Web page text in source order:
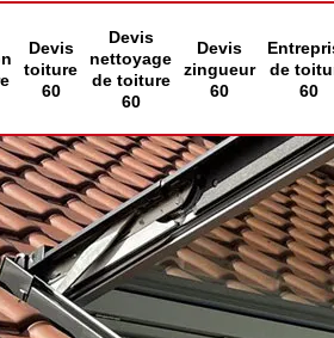
Devis
toiture
60
Devis
nettoyage
de toiture
60
Devis
zingueur
60
de
60